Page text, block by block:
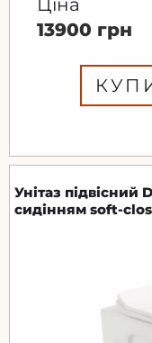
13900 грн
Унітаз підвісний
сидінням soft-